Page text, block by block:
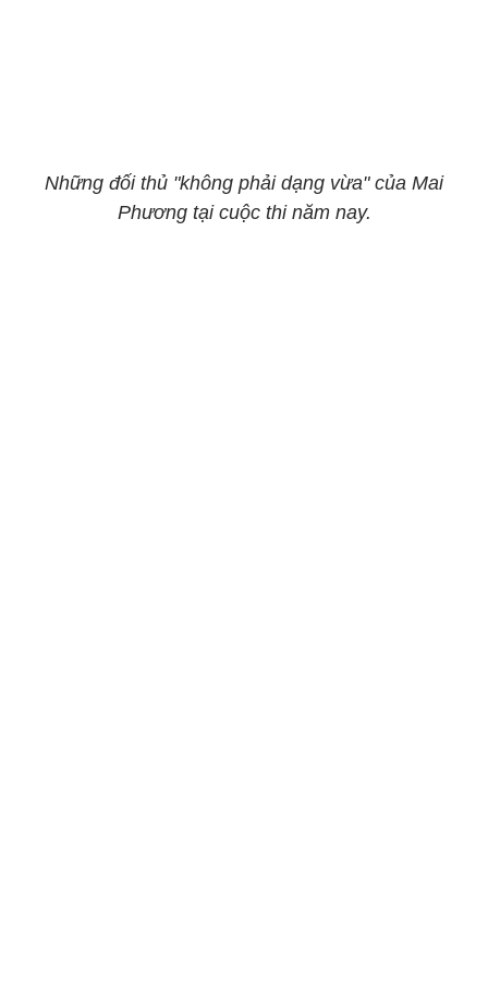
Những đối thủ "không phải dạng vừa" của Mai
Phương tại cuộc thi năm nay.